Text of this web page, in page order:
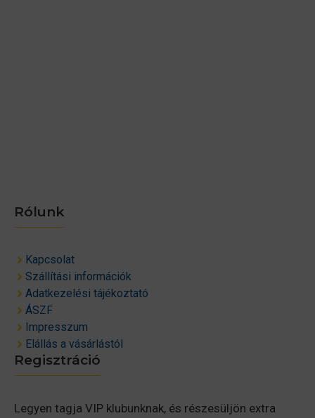
Rólunk
Kapcsolat
Szállítási információk
Adatkezelési tájékoztató
ÁSZF
Impresszum
Elállás a vásárlástól
Regisztráció
Legyen tagja VIP klubunknak, és részesüljön extra